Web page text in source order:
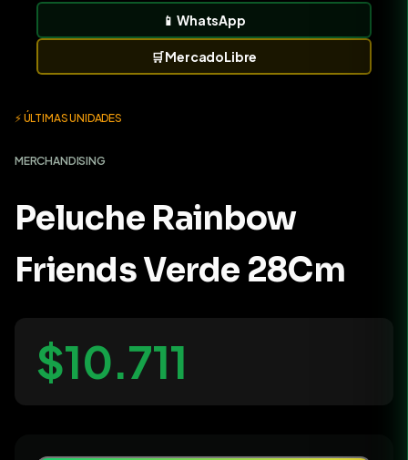
📱WhatsApp
🛒MercadoLibre
⚡ ÚLTIMAS UNIDADES
MERCHANDISING
Peluche Rainbow
Friends Verde 28Cm
$10.711